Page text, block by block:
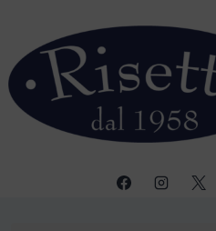
contenuto
principale